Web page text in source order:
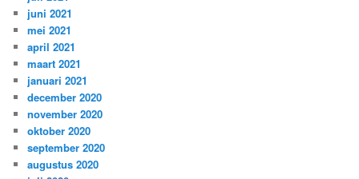
juni 2021
mei 2021
april 2021
maart 2021
januari 2021
december 2020
november 2020
oktober 2020
september 2020
augustus 2020